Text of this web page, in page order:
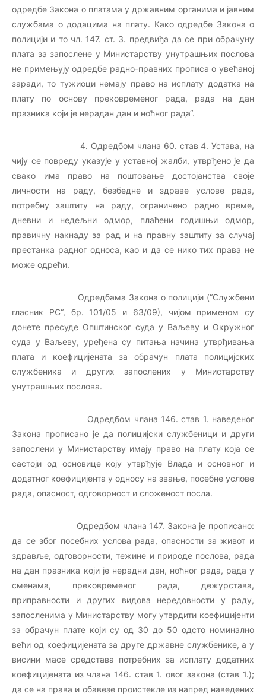
одредбе Закона о платама у државним органима и јавним
службама о додацима на плату. Како одредбе Закона о
полицији и то чл. 147. ст. 3. предвиђа да се при обрачуну
плата за запослене у Министарству унутрашњих послова
не примењују одредбе радно-правних прописа о увећаној
заради, то тужиоци немају право на исплату додатка на
плату по основу прековременог рада, рада на дан
празника који је нерадан дан и ноћног рада“.
4. Одредбом члана 60. став 4. Устава, на
чију се повреду указује у уставној жалби, утврђено је да
свако има право на поштовање достојанства своје
личности на раду, безбедне и здраве услове рада,
потребну заштиту на раду, ограничено радно време,
дневни и недељни одмор, плаћени годишњи одмор,
правичну накнаду за рад и на правну заштиту за случај
престанка радног односа, као и да се нико тих права не
може одрећи.
Одредбама Закона о полицији (“Службени
гласник РС“, бр. 101/05 и 63/09), чијом применом су
донете пресуде Општинског суда у Ваљеву и Окружног
суда у Ваљеву, уређена су питања начина утврђивања
плата и коефицијената за обрачун плата полицијских
службеника и других запослених у Министарству
унутрашњих послова.
Одредбом члана 146. став 1. наведеног
Закона прописано је да полицијски службеници и други
запослени у Министарству имају право на плату која се
састоји од основице коју утврђује Влада и основног и
додатног коефицијента у односу на звање, посебне услове
рада, опасност, одговорност и сложеност посла.
Одредбом члана 147. Закона је прописано:
да се због посебних услова рада, опасности за живот и
здравље, одговорности, тежине и природе послова, рада
на дан празника који је нерадни дан, ноћног рада, рада у
сменама, прековременог рада, дежурстава,
приправности и других видова нередовности у раду,
запосленима у Министарству могу утврдити коефицијенти
за обрачун плате који су од 30 до 50 одсто номинално
већи од коефицијената за друге државне службенике, а у
висини масе средстава потребних за исплату додатних
коефицијената из члана 146. став 1. овог закона (став 1.);
да се на права и обавезе проистекле из напред наведених